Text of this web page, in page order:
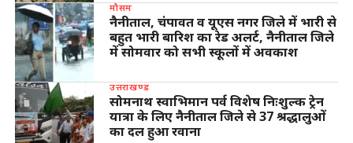
मौसम
नैनीताल, चंपावत व यूएस नगर जिले में भारी से
बहुत भारी बारिश का रेड अलर्ट, नैनीताल जिले
में सोमवार को सभी स्कूलों में अवकाश
उत्तराखण्ड
सोमनाथ स्वाभिमान पर्व विशेष निःशुल्क ट्रेन
यात्रा के लिए नैनीताल जिले से 37 श्रद्धालुओं
का दल हुआ रवाना